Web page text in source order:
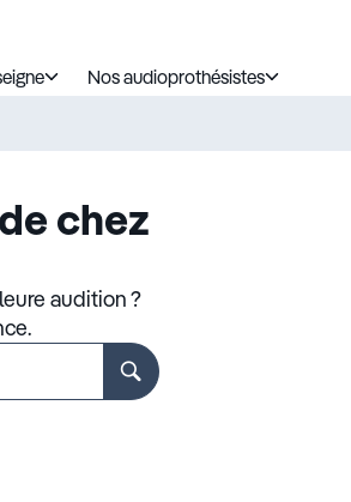
Nos audioprothésistes
chez
audition ?